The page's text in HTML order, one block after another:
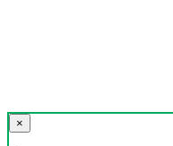
×